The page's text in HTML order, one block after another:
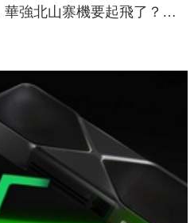
華強北山寨機要起飛了？專